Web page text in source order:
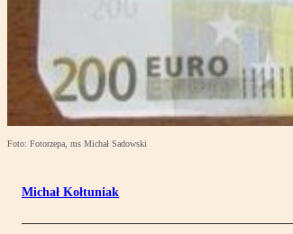
Foto: Fotorzepa, ms Michał Sadowski
Michał Kołtuniak